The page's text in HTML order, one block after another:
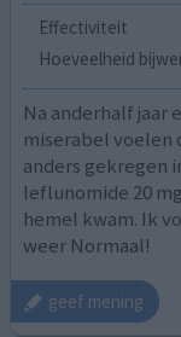
Effectiviteit
Hoeveelheid
Na anderhalf jaar
miserabel
anders gekregen
leflunomide 20
hemel kwam. Ik
weer Normaal!
geef mening